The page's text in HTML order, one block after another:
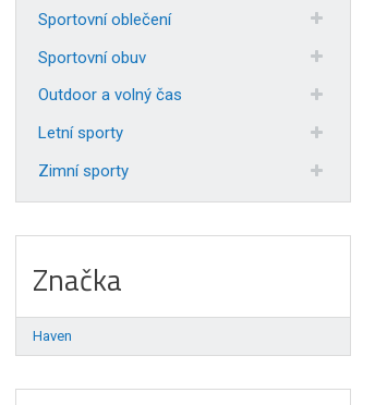
Sportovní oblečení
Sportovní obuv
Outdoor a volný čas
Letní sporty
Zimní sporty
Značka
Haven